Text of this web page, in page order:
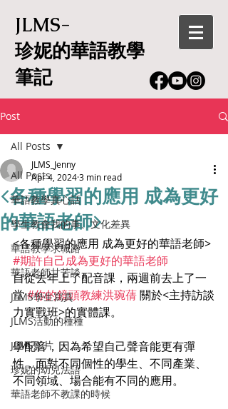
JLMS-
珍妮的華語教學
筆記
Post
All Posts
華語教學真心話
學生教會我的事、文化差異
華語教學求職路
華語老師甘苦談
JLMS學生寫真
JLMS活動的種種
JLMS影片
珍妮的幼兒法語
華語老師不教課的時候
All Posts
<各種學習的應用 成為更好
的華語老師>
JLMS_Jenny
Apr 4, 20243 min read
<各種學習的應用 成為更好的華語老師>
#期許自己成為更好的華語老師
自從去年上了配音課，兩週前去上了一
堂 #你的鏡頭教練洪琬蒨 關於<主持訪談
力實戰班>的實體課。
學配音，因為希望自己聲音能更有彈
性，面對不同個性的學生、不同產業、
不同領域、場合能有不同的應用。